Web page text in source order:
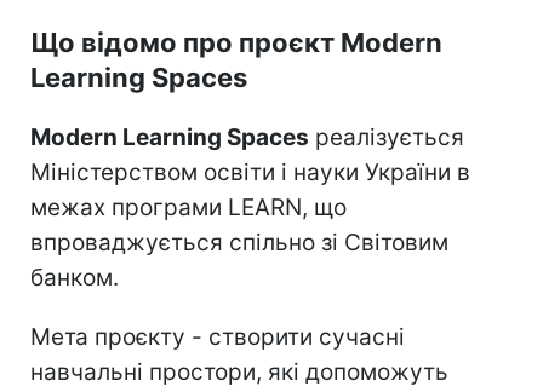
Що відомо про проєкт Modern
Learning Spaces
Modern Learning Spaces реалізується
Міністерством освіти і науки України в
межах програми LEARN, що
впроваджується спільно зі Світовим
банком.
Мета проєкту - створити сучасні
навчальні простори, які допоможуть